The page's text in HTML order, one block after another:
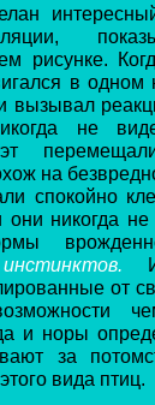
рисунке.
в одном
вызывал
не
на
спокойно
никогда не
инстинктов.
от
и норы
за
вида птиц.